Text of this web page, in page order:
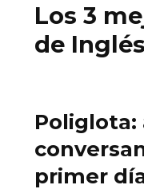
Los 3
de
Poliglota:
primer